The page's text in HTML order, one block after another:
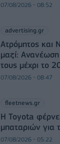
07/08/2026 - 08:52
advertising.gr
Ατρόμητος και
μαζί:
τους μέχρι το
07/08/2026 - 08:47
fleetnews.gr
Η Toyota
μπαταριών για
07/08/2026 - 05:22